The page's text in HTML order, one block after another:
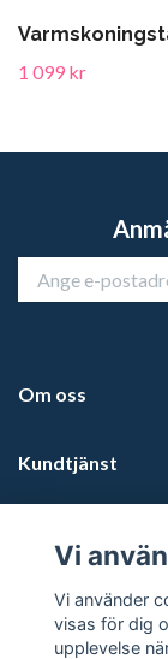
1 099 kr
Om oss
Kundtjänst
Sociala medier
Vi
Vi använder
visas för dig
upplevelse